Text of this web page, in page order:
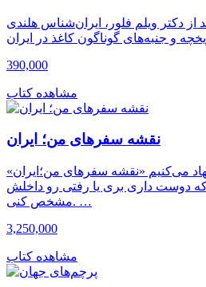
دکتر ویلم فلور، ایران‌شناس هلندی
390,000
مشاهده کتاب
نقشه سفرهای من؛ ایران
می‌کنیم «نقشه سفرهای من؛ایران»
که دوست داری بری یا رفتی رو داخلش
مشخص کنی. …
3,250,000
مشاهده کتاب